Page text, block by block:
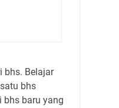
bhs. Belajar
bhs
bhs baru yang